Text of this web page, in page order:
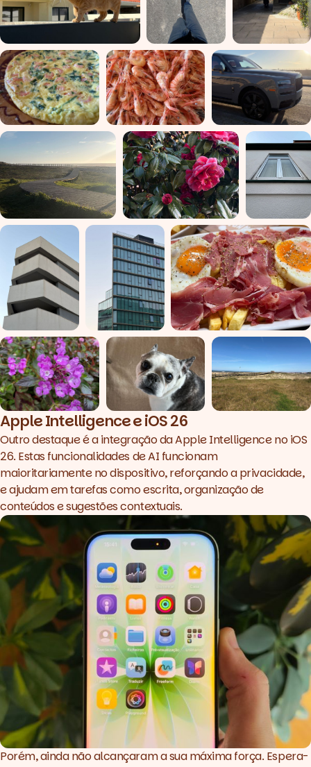
Apple Intelligence e iOS 26
Outro destaque é a integração da Apple Intelligence no iOS
26. Estas funcionalidades de AI funcionam
maioritariamente no dispositivo, reforçando a privacidade,
e ajudam em tarefas como escrita, organização de
conteúdos e sugestões contextuais.
Porém, ainda não alcançaram a sua máxima força. Espera-